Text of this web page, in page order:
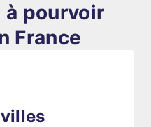
pourvoir
France